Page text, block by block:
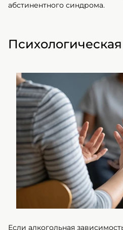
абстинентного синдрома.
Если алкогольная